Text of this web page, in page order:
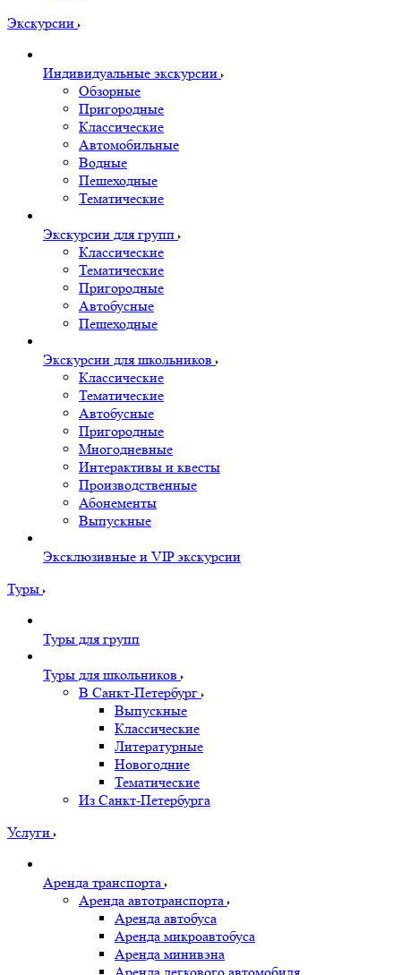
Экскурсии
Индивидуальные экскурсии
Обзорные
Пригородные
Классические
Автомобильные
Водные
Пешеходные
Тематические
Экскурсии для групп
Классические
Тематические
Пригородные
Автобусные
Пешеходные
Экскурсии для школьников
Классические
Тематические
Автобусные
Пригородные
Многодневные
Интерактивы и квесты
Производственные
Абонементы
Выпускные
Эксклюзивные и VIP экскурсии
Туры
Туры для групп
Туры для школьников
В Санкт-Петербург
Выпускные
Классические
Литературные
Новогодние
Тематические
Из Санкт-Петербурга
Услуги
Аренда транспорта
Аренда автотранспорта
Аренда автобуса
Аренда микроавтобуса
Аренда минивэна